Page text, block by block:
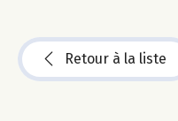
Retour à la liste